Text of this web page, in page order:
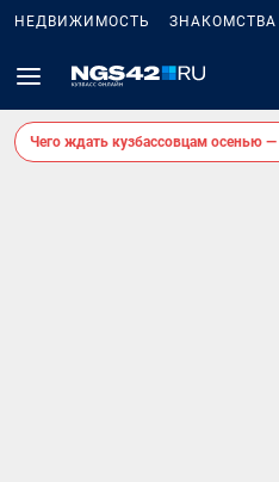
НЕДВИЖИМОСТЬ ЗНАКОМСТВА
Чего ждать кузбассовцам осенью —